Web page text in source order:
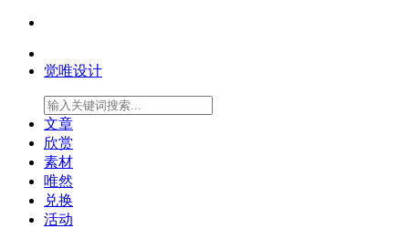
觉唯设计
文章
欣赏
素材
唯然
兑换
活动